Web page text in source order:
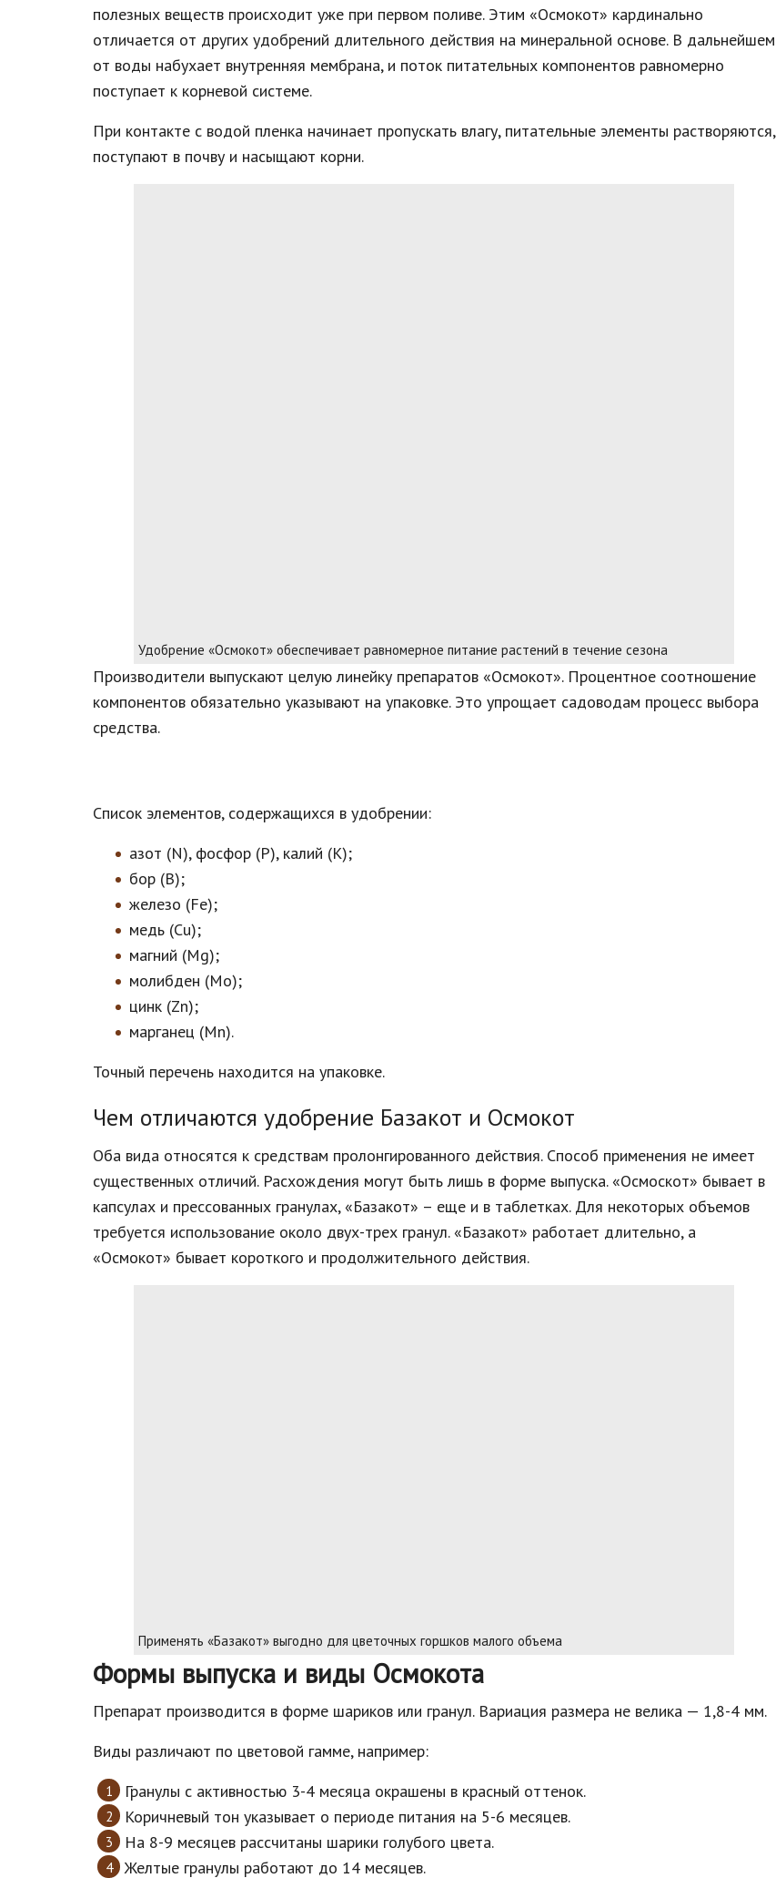
полезных веществ происходит уже при первом поливе. Этим «Осмокот» кардинально
отличается от других удобрений длительного действия на минеральной основе. В дальнейшем
от воды набухает внутренняя мембрана, и поток питательных компонентов равномерно
поступает к корневой системе.
При контакте с водой пленка начинает пропускать влагу, питательные элементы растворяются,
поступают в почву и насыщают корни.
Удобрение «Осмокот» обеспечивает равномерное питание растений в течение сезона
Производители выпускают целую линейку препаратов «Осмокот». Процентное соотношение
компонентов обязательно указывают на упаковке. Это упрощает садоводам процесс выбора
средства.
Список элементов, содержащихся в удобрении:
азот (N), фосфор (Р), калий (К);
бор (В);
железо (Fe);
медь (Cu);
магний (Mg);
молибден (Mo);
цинк (Zn);
марганец (Mn).
Точный перечень находится на упаковке.
Чем отличаются удобрение Базакот и Осмокот
Оба вида относятся к средствам пролонгированного действия. Способ применения не имеет
существенных отличий. Расхождения могут быть лишь в форме выпуска. «Осмоскот» бывает в
капсулах и прессованных гранулах, «Базакот» – еще и в таблетках. Для некоторых объемов
требуется использование около двух-трех гранул. «Базакот» работает длительно, а
«Осмокот» бывает короткого и продолжительного действия.
Применять «Базакот» выгодно для цветочных горшков малого объема
Формы выпуска и виды Осмокота
Препарат производится в форме шариков или гранул. Вариация размера не велика — 1,8-4 мм.
Виды различают по цветовой гамме, например:
Гранулы с активностью 3-4 месяца окрашены в красный оттенок.
Коричневый тон указывает о периоде питания на 5-6 месяцев.
На 8-9 месяцев рассчитаны шарики голубого цвета.
Желтые гранулы работают до 14 месяцев.